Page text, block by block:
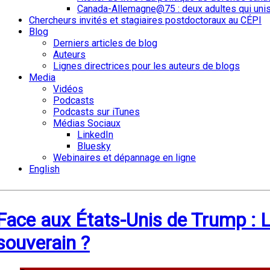
Canada-Allemagne@75 : deux adultes qui
Chercheurs invités et stagiaires postdoctoraux au CÉPI
Blog
Derniers articles de blog
Auteurs
Lignes directrices pour les auteurs de blogs
Media
Vidéos
Podcasts
Podcasts sur iTunes
Médias Sociaux
LinkedIn
Bluesky
Webinaires et dépannage en ligne
English
aux États-Unis de Trump :
?